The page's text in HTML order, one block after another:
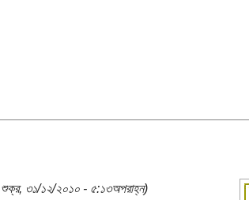
শুক্র, ৩১/১২/২০১০ - ৫:১৩অপরাহ্ন)